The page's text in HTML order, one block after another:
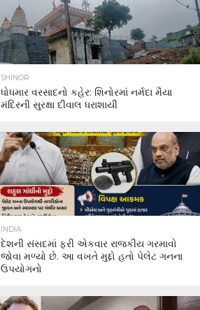
SHINOR
ધોધમાર વરસાદનો કહેર: શિનોરમાં નર્મદા મૈયા
મંદિરની સુરક્ષા દીવાલ ધરાશાયી
INDIA
દેશની સંસદમાં ફરી એકવાર રાજકીય ગરમાવો
જોવા મળ્યો છે. આ વખતે મુદ્દો હતો પેલેટ ગનના
ઉપયોગનો